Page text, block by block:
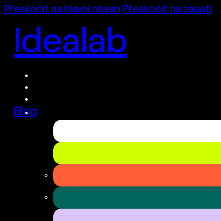
Přeskočit na hlavní obsah Přeskočit na zápatí
Idealab
Blog